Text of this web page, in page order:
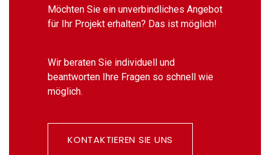
Möchten Sie ein unverbindliches Angebot
für Ihr Projekt erhalten? Das ist möglich!
Wir beraten Sie individuell und
beantworten Ihre Fragen so schnell wie
möglich.
KONTAKTIEREN SIE UNS